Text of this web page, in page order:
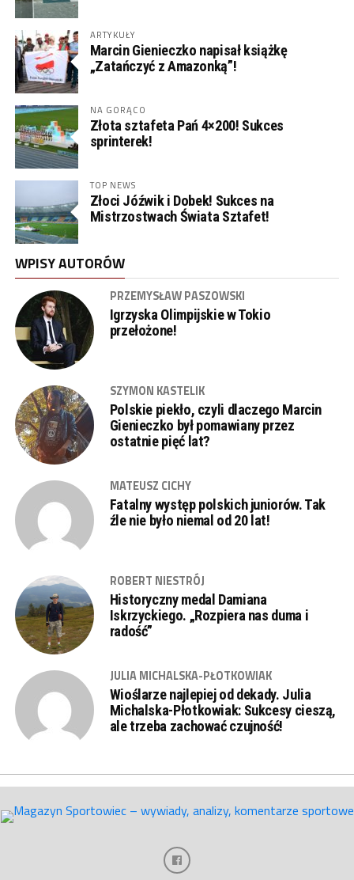
ARTYKUŁY
Marcin Gienieczko napisał książkę
„Zatańczyć z Amazonką”!
NA GORĄCO
Złota sztafeta Pań 4×200! Sukces
sprinterek!
TOP NEWS
Złoci Jóźwik i Dobek! Sukces na
Mistrzostwach Świata Sztafet!
WPISY AUTORÓW
PRZEMYSŁAW PASZOWSKI
Igrzyska Olimpijskie w Tokio
przełożone!
SZYMON KASTELIK
Polskie piekło, czyli dlaczego Marcin
Gienieczko był pomawiany przez
ostatnie pięć lat?
MATEUSZ CICHY
Fatalny występ polskich juniorów. Tak
źle nie było niemal od 20 lat!
ROBERT NIESTRÓJ
Historyczny medal Damiana
Iskrzyckiego. „Rozpiera nas duma i
radość”
JULIA MICHALSKA-PŁOTKOWIAK
Wioślarze najlepiej od dekady. Julia
Michalska-Płotkowiak: Sukcesy cieszą,
ale trzeba zachować czujność!